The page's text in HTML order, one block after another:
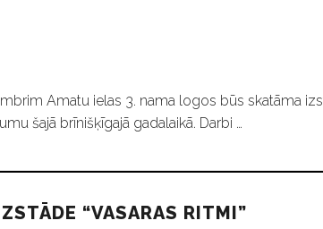
Amatu ielas 3. nama logos būs skatāma
šajā brīnišķīgajā gadalaikā. Darbi …
“VASARAS RITMI”